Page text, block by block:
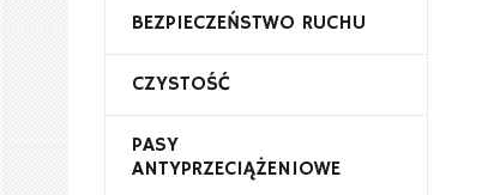
BEZPIECZEŃSTWO RUCHU
CZYSTOŚĆ
PASY
ANTYPRZECIĄŻENIOWE